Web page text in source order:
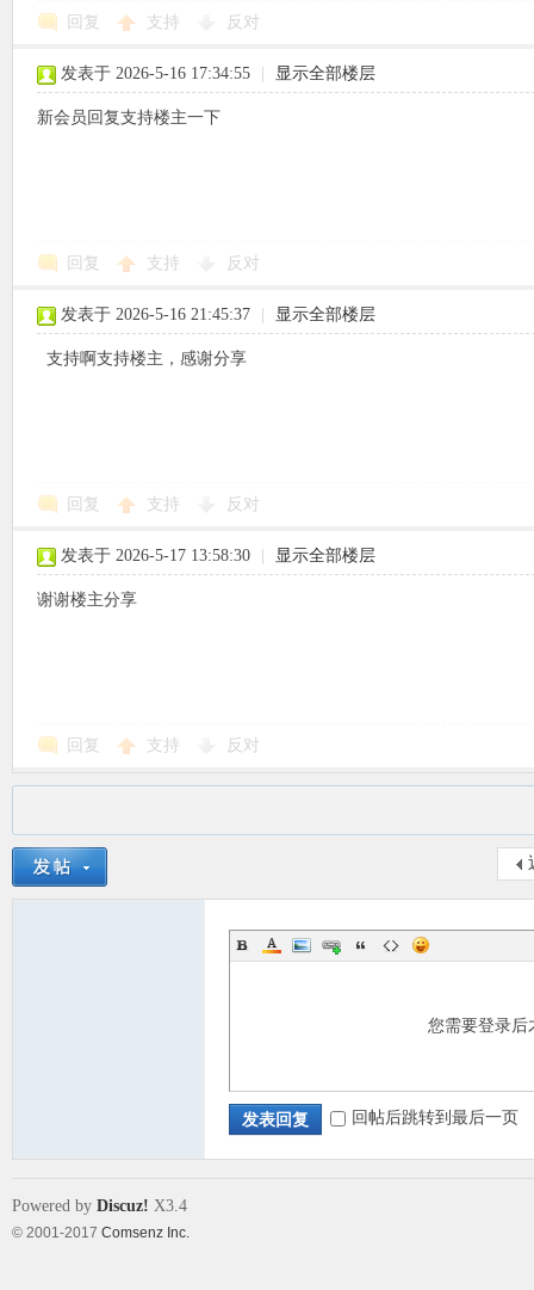
回复 支持 反对
发表于 2026-5-16 17:34:55 显示全部楼层
新会员回复支持楼主一下
回复 支持 反对
发表于 2026-5-16 21:45:37 显示全部楼层
支持啊支持楼主，感谢分享
回复 支持 反对
发表于 2026-5-17 13:58:30 显示全部楼层
谢谢楼主分享
回复 支持 反对
您需要登录
发表回复 回帖后跳转到最后一页
Powered by Discuz! X3.4
© 2001-2017 Comsenz Inc.